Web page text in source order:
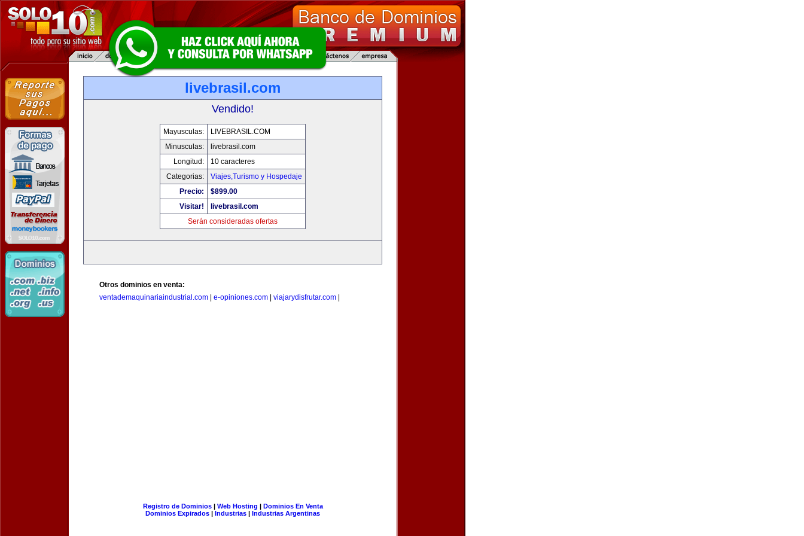
livebrasil.com
Vendido!
Mayusculas:
LIVEBRASIL.COM
Minusculas:
livebrasil.com
Longitud:
10 caracteres
Categorias:
Viajes,Turismo y Hospedaje
Precio:
$899.00
Visitar!
livebrasil.com
Serán consideradas ofertas
Otros dominios en venta:
ventademaquinariaindustrial.com
e-opiniones.com viajarydisfrutar.com
Registro de Dominios| Web Hosting | Dominios En Venta
Dominios Expirados | Industrias | Industrias Argentinas